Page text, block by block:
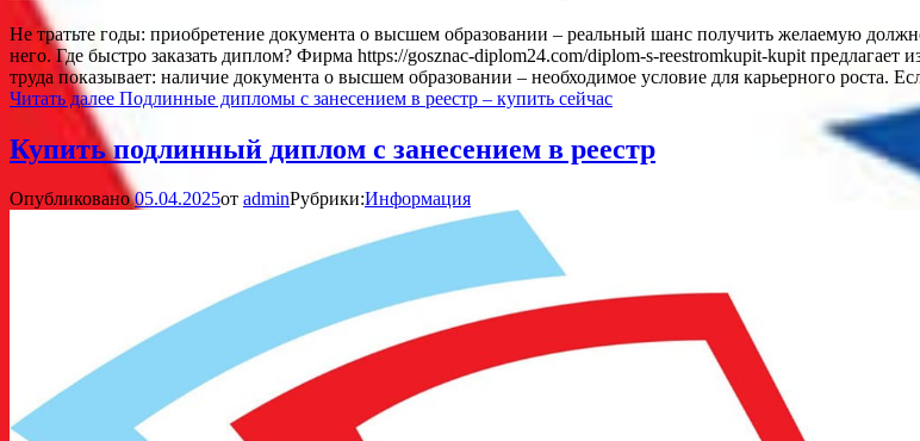
Не тратьте годы: приобретение документа о высшем образовании – реальный шанс получить желаемую
него. Где быстро заказать диплом? Фирма https://gosznac-diplom24.com/diplom-s-reestromkupit-kupit
труда показывает: наличие документа о высшем образовании – необходимое условие для карьерного роста.
Читать далее Подлинные дипломы с занесением в реестр – купить сейчас
Купить подлинный диплом с занесением в реестр
Опубликовано05.04.2025от adminРубрики:Информация